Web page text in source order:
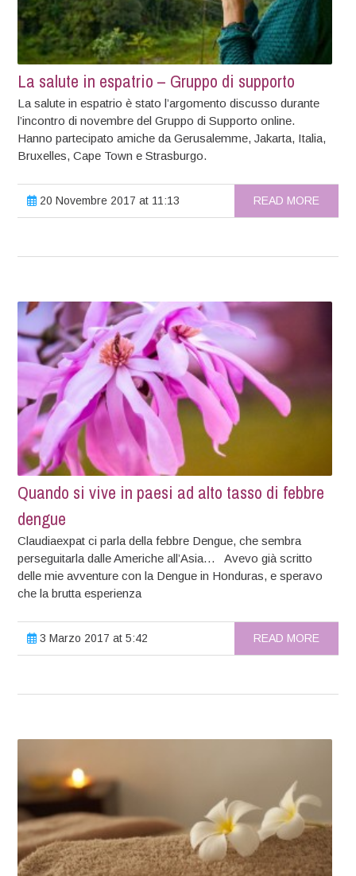
La salute in espatrio – Gruppo di supporto
La salute in espatrio è stato l’argomento discusso durante
l’incontro di novembre del Gruppo di Supporto online.
Hanno partecipato amiche da Gerusalemme, Jakarta, Italia,
Bruxelles, Cape Town e Strasburgo.
20 Novembre 2017 at 11:13 READ MORE
Quando si vive in paesi ad alto tasso di febbre
dengue
Claudiaexpat ci parla della febbre Dengue, che sembra
perseguitarla dalle Americhe all’Asia… Avevo già scritto
delle mie avventure con la Dengue in Honduras, e speravo
che la brutta esperienza
3 Marzo 2017 at 5:42 READ MORE